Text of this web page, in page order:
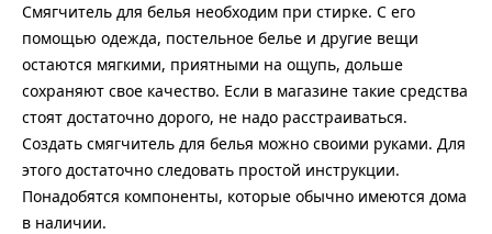
Смягчитель для белья необходим при стирке. С его
помощью одежда, постельное белье и другие вещи
остаются мягкими, приятными на ощупь, дольше
сохраняют свое качество. Если в магазине такие средства
стоят достаточно дорого, не надо расстраиваться.
Создать смягчитель для белья можно своими руками. Для
этого достаточно следовать простой инструкции.
Понадобятся компоненты, которые обычно имеются дома
в наличии.